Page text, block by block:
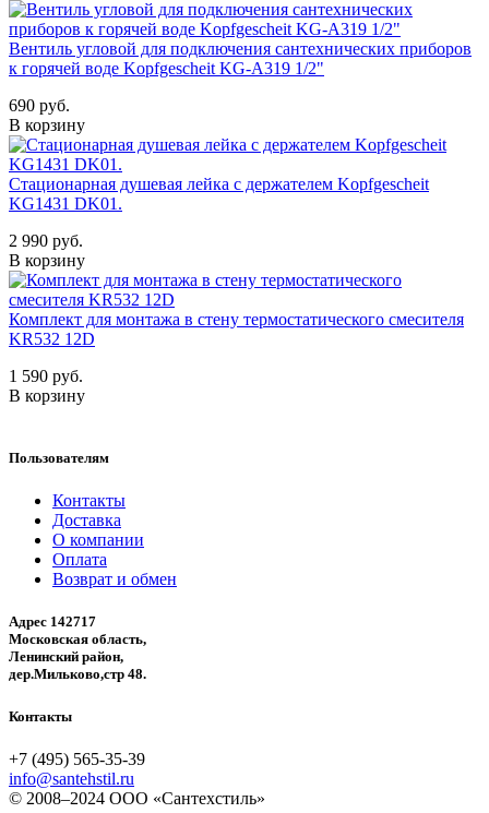
Вентиль угловой для подключения сантехнических приборов
к горячей воде Kopfgescheit KG-A319 1/2"
690 руб.
В корзину
Стационарная душевая лейка с держателем Kopfgescheit
KG1431 DK01.
2 990 руб.
В корзину
Комплект для монтажа в стену термостатического смесителя
KR532 12D
1 590 руб.
В корзину
Пользователям
Контакты
Доставка
О компании
Оплата
Возврат и обмен
Адрес 142717
Московская область,
Ленинский район,
дер.Мильково,стр 48.
Контакты
+7 (495) 565-35-39
info@santehstil.ru
© 2008–2024 ООО «Сантехстиль»